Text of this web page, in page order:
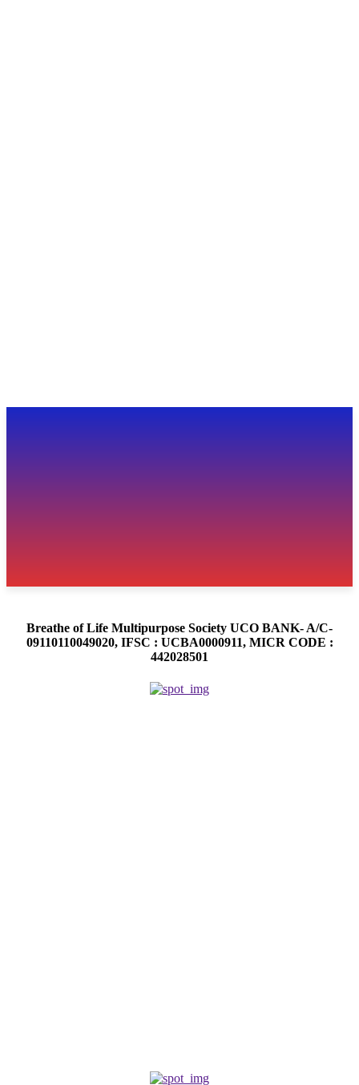
Breathe of Life Multipurpose Society UCO BANK- A/C-
09110110049020, IFSC : UCBA0000911, MICR CODE :
442028501